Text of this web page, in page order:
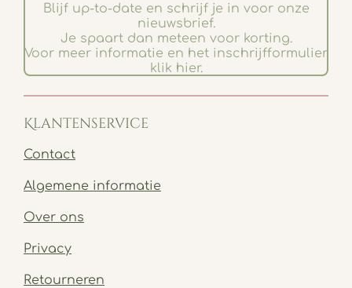
Blijf up-to-date en schrijf je in voor onze
nieuwsbrief.
Je spaart dan meteen voor korting.
Voor meer informatie en het inschrijfformulier
klik hier.
Klantenservice
Contact
Algemene informatie
Over ons
Privacy
Retourneren